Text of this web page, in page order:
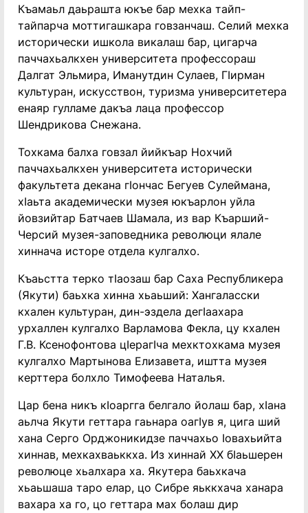
Къамаьл даьрашта юкъе бар мехка тайп-
тайпарча моттигашкара говзанчаш. Селий мехка
исторически ишкола викалаш бар, цигарча
паччахьалкхен университета профессораш
Далгат Эльмира, Иманутдин Сулаев, Гӏирман
культуран, искусствон, туризма университетера
енаяр гулламе дакъа лаца профессор
Шендрикова Снежана.
Тохкама балха говзал йийкъар Нохчий
паччахьалкхен университета исторически
факультета декана гӏончас Бегуев Сулеймана,
хӏаьта академически музея юкъарлон уйла
йовзийтар Батчаев Шамала, из вар Къарший-
Черсий музея-заповедника революци ялале
хиннача исторе отдела кулгалхо.
Къаьстта терко тӏаозаш бар Саха Республикера
(Якути) баьхка хинна хьаьший: Хангаласски
кхален культуран, дин-эздела дегӏаахара
урхаллен кулгалхо Варламова Фекла, цу кхален
Г.В. Ксенофонтова цӏерагӏча мехктохкама музея
кулгалхо Мартынова Елизавета, иштта музея
керттера болхло Тимофеева Наталья.
Цар бена никъ кӏоаргга белгало йолаш бар, хӏана
аьлча Якути геттара гаьнара оагӏув я, цига ший
хана Серго Орджоникидзе паччахьо ӏовахьийта
хиннав, мехкахваьккха. Из хиннай ХХ бӏаьшерен
революце хьалхара ха. Якутера баьхкача
хьаьшаша таро елар, цо Сибре яьккхача ханара
вахара ха го, цо геттара мах болаш дир